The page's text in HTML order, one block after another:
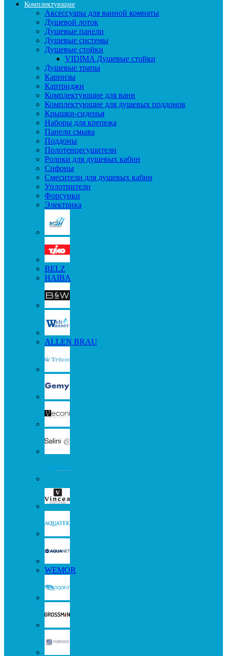
Комплектующие
Аксессуары для ванной комнаты
Душевой лоток
Душевые панели
Душевые системы
Душевые стойки
VIDIMA Душевые стойки
Душевые трапы
Карнизы
Картриджи
Комплектующие для ванн
Комплектующие для душевых поддонов
Крышки-сиденья
Наборы для крепежа
Панели смыва
Поддоны
Полотенцесушители
Ролики для душевых кабин
Сифоны
Смесители для душевых кабин
Уплотнители
Форсунки
Электрика
BELZ
HAIBA
ALLEN BRAU
WEMOR